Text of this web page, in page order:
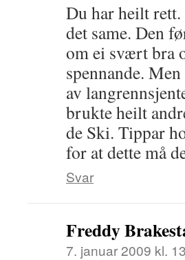
Du har heilt
det same. Den
om ei svært bra
spennande.
av
brukte heilt
de Ski. Tippar
for at dette må
Svar
Freddy
7. januar 2009 kl.